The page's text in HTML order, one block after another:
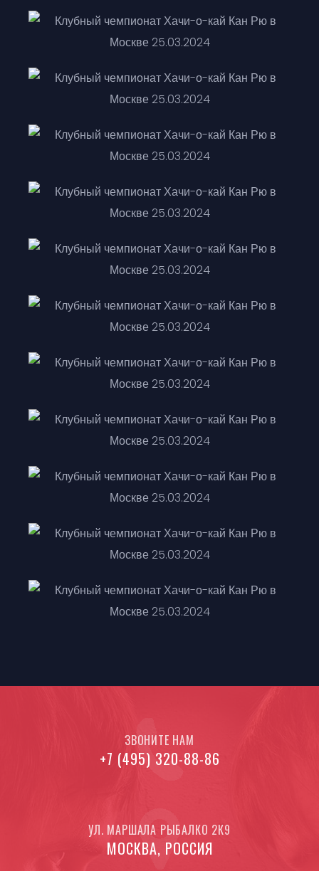
ЗВОНИТЕ НАМ
+7 (495) 320-88-86
УЛ. МАРШАЛА РЫБАЛКО 2К9
МОСКВА, РОССИЯ